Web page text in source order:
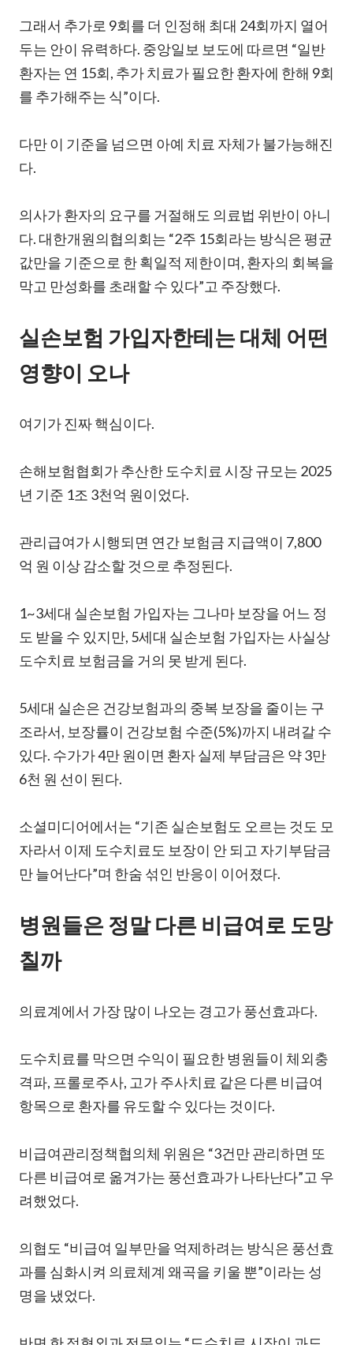
그래서 추가로 9회를 더 인정해 최대 24회까지 열어
두는 안이 유력하다. 중앙일보 보도에 따르면 “일반
환자는 연 15회, 추가 치료가 필요한 환자에 한해 9회
를 추가해주는 식”이다.
다만 이 기준을 넘으면 아예 치료 자체가 불가능해진
다.
의사가 환자의 요구를 거절해도 의료법 위반이 아니
다. 대한개원의협의회는 “2주 15회라는 방식은 평균
값만을 기준으로 한 획일적 제한이며, 환자의 회복을
막고 만성화를 초래할 수 있다”고 주장했다.
실손보험 가입자한테는 대체 어떤
영향이 오나
여기가 진짜 핵심이다.
손해보험협회가 추산한 도수치료 시장 규모는 2025
년 기준 1조 3천억 원이었다.
관리급여가 시행되면 연간 보험금 지급액이 7,800
억 원 이상 감소할 것으로 추정된다.
1~3세대 실손보험 가입자는 그나마 보장을 어느 정
도 받을 수 있지만, 5세대 실손보험 가입자는 사실상
도수치료 보험금을 거의 못 받게 된다.
5세대 실손은 건강보험과의 중복 보장을 줄이는 구
조라서, 보장률이 건강보험 수준(5%)까지 내려갈 수
있다. 수가가 4만 원이면 환자 실제 부담금은 약 3만
6천 원 선이 된다.
소셜미디어에서는 “기존 실손보험도 오르는 것도 모
자라서 이제 도수치료도 보장이 안 되고 자기부담금
만 늘어난다”며 한숨 섞인 반응이 이어졌다.
병원들은 정말 다른 비급여로 도망
칠까
의료계에서 가장 많이 나오는 경고가 풍선효과다.
도수치료를 막으면 수익이 필요한 병원들이 체외충
격파, 프롤로주사, 고가 주사치료 같은 다른 비급여
항목으로 환자를 유도할 수 있다는 것이다.
비급여관리정책협의체 위원은 “3건만 관리하면 또
다른 비급여로 옮겨가는 풍선효과가 나타난다”고 우
려했었다.
의협도 “비급여 일부만을 억제하려는 방식은 풍선효
과를 심화시켜 의료체계 왜곡을 키울 뿐”이라는 성
명을 냈었다.